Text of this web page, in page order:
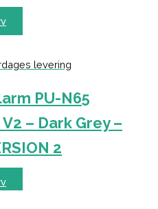
levering
PU-N65
– Dark Grey –
2